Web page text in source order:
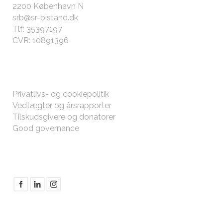
2200 København N
srb@sr-bistand.dk
Tlf: 35397197
CVR: 10891396
Privatlivs- og cookiepolitik
Vedtægter og årsrapporter
Tilskudsgivere og donatorer
Good governance